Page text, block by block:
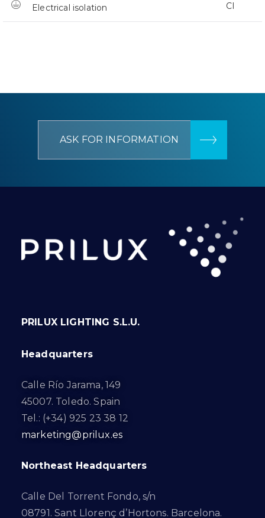
Electrical isolation CI
ASK FOR INFORMATION
PRILUX LIGHTING S.L.U.
Headquarters
Calle Río Jarama, 149
45007. Toledo. Spain
Tel.: (+34) 925 23 38 12
marketing@prilux.es
Northeast Headquarters
Calle Del Torrent Fondo, s/n
08791. Sant Llorenç d’Hortons. Barcelona.